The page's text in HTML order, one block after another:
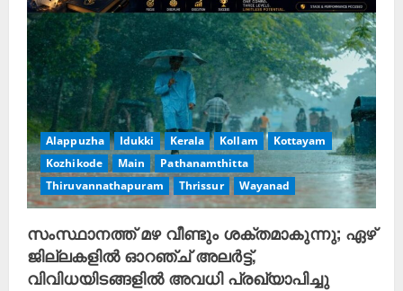
d
i
n
g Alappuzha Idukki Kerala Kollam
Kottayam
Kozhikode
Main
Pathanamthitta
Thiruvannathapuram
Thrissur Wayanad
സംസ്ഥാനത്ത് മഴ വീണ്ടും ശക്തമാകുന്നു; ഏഴ്
ജില്ലകളിൽ ഓറഞ്ച് അലർട്ട്,
വിവിധയിടങ്ങളിൽ അവധി പ്രഖ്യാപിച്ചു